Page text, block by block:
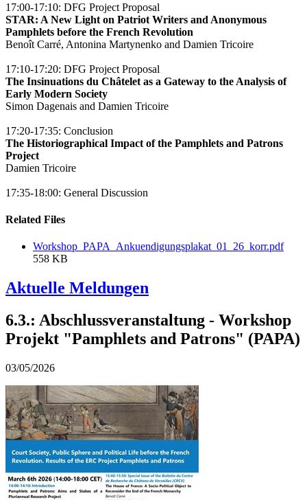
17:00-17:10: DFG Project Proposal
STAR: A New Light on Patriot Writers and Anonymous
Pamphlets before the French Revolution
Benoît Carré, Antonina Martynenko and Damien Tricoire
17:10-17:20: DFG Project Proposal
The Insinuations du Châtelet as a Gateway to the Analysis of
Early Modern Society
Simon Dagenais and Damien Tricoire
17:20-17:35: Conclusion
The Historiographical Impact of the Pamphlets and Patrons
Project
Damien Tricoire
17:35-18:00: General Discussion
Related Files
Workshop_PAPA_Ankuendigungsplakat_01_26_korr.pdf
558 KB
Aktuelle Meldungen
6.3.: Abschlussveranstaltung - Workshop
Projekt "Pamphlets and Patrons" (PAPA)
03/05/2026